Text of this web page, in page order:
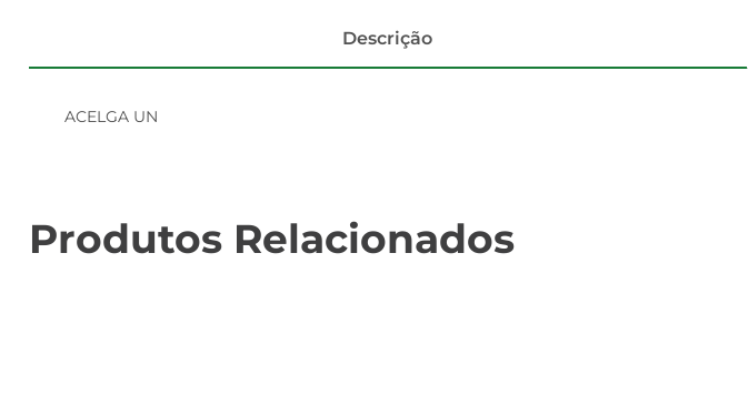
Descrição
ACELGA UN
Produtos Relacionados